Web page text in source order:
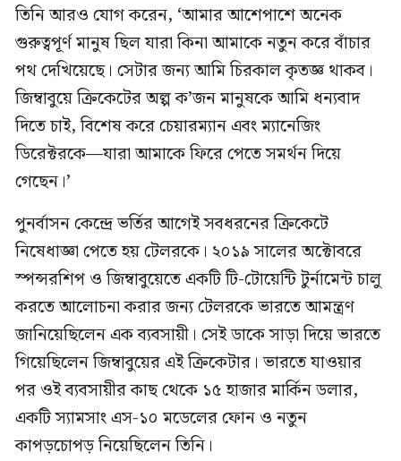
তিনি আরও যোগ করেন, ‘আমার আশেপাশে অনেক
‍গুরুত্বপূর্ণ মানুষ ছিল যারা কিনা আমাকে নতুন করে বাঁচার
পথ দেখিয়েছে। সেটার জন্য আমি চিরকাল কৃতজ্ঞ থাকব।
জিম্বাবুয়ে ক্রিকেটের অল্প ক’জন মানুষকে আমি ধন্যবাদ
দিতে চাই, বিশেষ করে চেয়ারম্যান এবং ম্যানেজিং
ডিরেক্টরকে—যারা আমাকে ফিরে পেতে সমর্থন দিয়ে
গেছেন।’
পুনর্বাসন কেন্দ্রে ভর্তির আগেই সবধরনের ক্রিকেটে
নিষেধাজ্ঞা পেতে হয় টেলরকে। ২০১৯ সালের অক্টোবরে
স্পন্সরশিপ ও জিম্বাবুয়েতে একটি টি-টোয়েন্টি টুর্নামেন্ট চালু
করতে আলোচনা করার জন্য টেলরকে ভারতে আমন্ত্রণ
জানিয়েছিলেন এক ব্যবসায়ী। সেই ডাকে সাড়া দিয়ে ভারতে
গিয়েছিলেন জিম্বাবুয়ের এই ক্রিকেটার। ভারতে যাওয়ার
পর ওই ব্যবসায়ীর কাছ থেকে ১৫ হাজার মার্কিন ডলার,
একটি স্যামসাং এস-১০ মডেলের ফোন ও নতুন
কাপড়চোপড় নিয়েছিলেন তিনি।